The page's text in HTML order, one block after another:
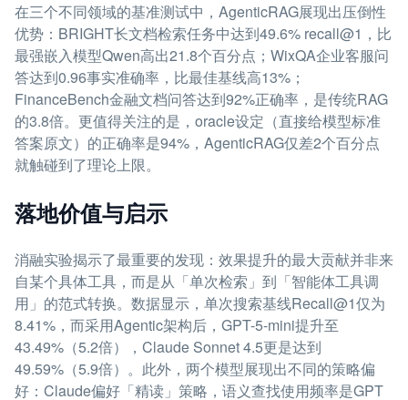
在三个不同领域的基准测试中，AgenticRAG展现出压倒性
优势：BRIGHT长文档检索任务中达到49.6% recall@1，比
最强嵌入模型Qwen高出21.8个百分点；WixQA企业客服问
答达到0.96事实准确率，比最佳基线高13%；
FinanceBench金融文档问答达到92%正确率，是传统RAG
的3.8倍。更值得关注的是，oracle设定（直接给模型标准
答案原文）的正确率是94%，AgenticRAG仅差2个百分点
就触碰到了理论上限。
落地价值与启示
消融实验揭示了最重要的发现：效果提升的最大贡献并非来
自某个具体工具，而是从「单次检索」到「智能体工具调
用」的范式转换。数据显示，单次搜索基线Recall@1仅为
8.41%，而采用Agentic架构后，GPT-5-mini提升至
43.49%（5.2倍），Claude Sonnet 4.5更是达到
49.59%（5.9倍）。此外，两个模型展现出不同的策略偏
好：Claude偏好「精读」策略，语义查找使用频率是GPT